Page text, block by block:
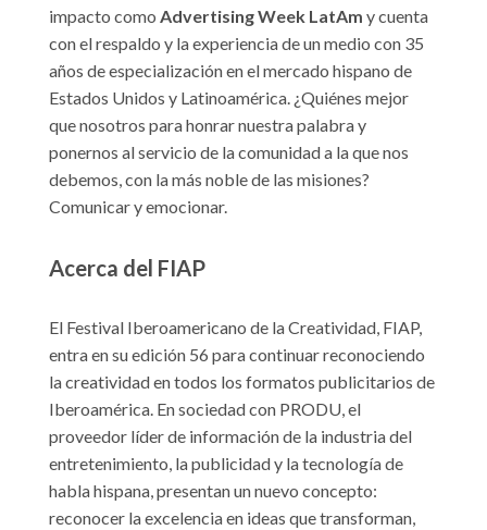
impacto como Advertising Week LatAm y cuenta
con el respaldo y la experiencia de un medio con 35
años de especialización en el mercado hispano de
Estados Unidos y Latinoamérica. ¿Quiénes mejor
que nosotros para honrar nuestra palabra y
ponernos al servicio de la comunidad a la que nos
debemos, con la más noble de las misiones?
Comunicar y emocionar.
Acerca del FIAP
El Festival Iberoamericano de la Creatividad, FIAP,
entra en su edición 56 para continuar reconociendo
la creatividad en todos los formatos publicitarios de
Iberoamérica. En sociedad con PRODU, el
proveedor líder de información de la industria del
entretenimiento, la publicidad y la tecnología de
habla hispana, presentan un nuevo concepto:
reconocer la excelencia en ideas que transforman,